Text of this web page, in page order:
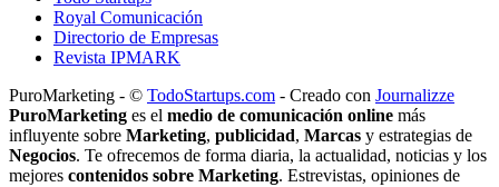
Royal Comunicación
Directorio de Empresas
Revista IPMARK
PuroMarketing - © TodoStartups.com - Creado con Journalizze
PuroMarketing es el medio de comunicación online más
influyente sobre Marketing, publicidad, Marcas y estrategias de
Negocios. Te ofrecemos de forma diaria, la actualidad, noticias y los
mejores contenidos sobre Marketing. Estrevistas, opiniones de